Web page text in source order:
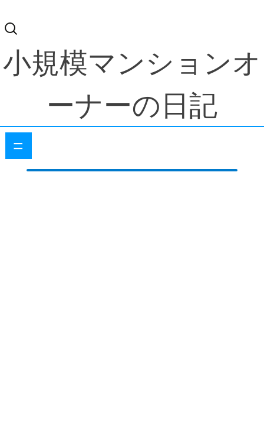
検
索:
小規模マンションオ
ーナーの日記
=